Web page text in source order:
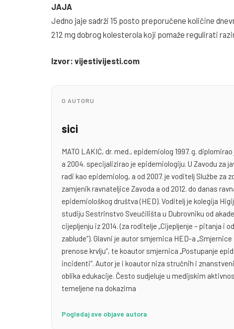
JAJA
Jedno jaje sadrži 15 posto preporučene količine
212 mg dobrog kolesterola koji pomaže regulirati
Izvor: vijestivijesti.com
O AUTORU
sici
MATO LAKIĆ, dr. med., epidemiolog 1997. g.
a 2004. specijalizirao je epidemiologiju. U Zavodu za
radi kao epidemiolog, a od 2007. je voditelj Službe za
zamjenik ravnateljice Zavoda a od 2012. do danas
epidemiološkog društva (HED). Voditelj je kolegija
studiju Sestrinstvo Sveučilišta u Dubrovniku od
cijepljenju iz 2014. (za roditelje „Cijepljenje – pitanja i
zablude“). Glavni je autor smjernica HED-a
prenose krvlju“, te koautor smjernica „Postupanje
incidenti“. Autor je i koautor niza stručnih i
oblika edukacije. Često sudjeluje u medijskim
temeljene na dokazima
Pogledaj sve objave autora